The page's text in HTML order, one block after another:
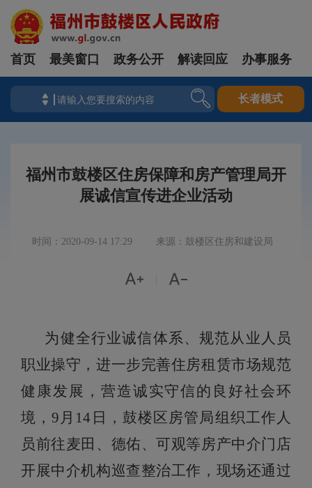
首页 最美窗口 政务公开 解读回应 办事服务
长者模式
福州市鼓楼区住房保障和房产管理局开
展诚信宣传进企业活动
时间：2020-09-14 17:29 来源：鼓楼区住房和建设局
 
为健全行业诚信体系、规范从业人员
职业操守，进一步完善住房租赁市场规范
健康发展，营造诚实守信的良好社会环
境，9月14日，鼓楼区房管局组织工作人
员前往麦田、德佑、可观等房产中介门店
开展中介机构巡查整治工作，现场还通过